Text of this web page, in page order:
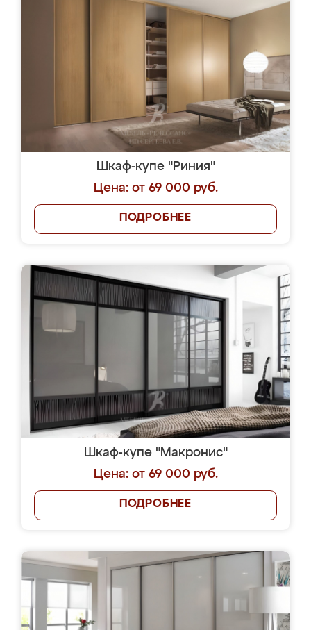
Шкаф-купе "Риния"
Цена: от 69 000 руб.
ПОДРОБНЕЕ
Шкаф-купе "Макронис"
Цена: от 69 000 руб.
ПОДРОБНЕЕ